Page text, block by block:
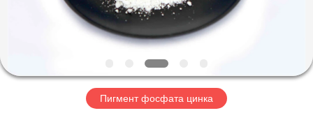
ВИДЕОЗАПИСИ
О
НАС
Пигмент фосфата цинка